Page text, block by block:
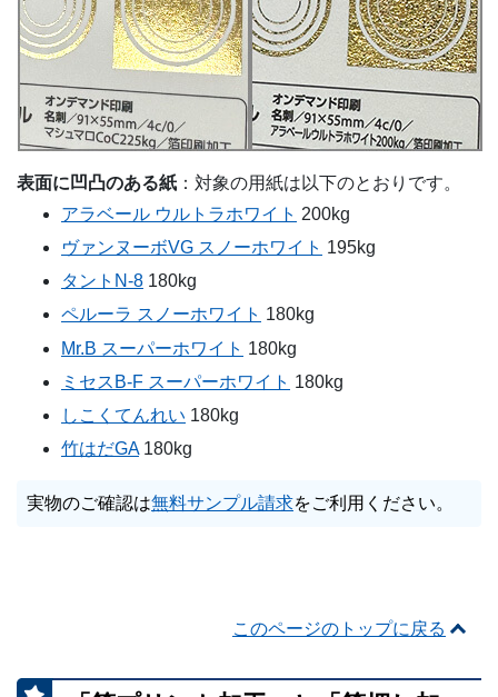
表面に凹凸のある紙 ：対象の用紙は以下のとおりです。
アラベール ウルトラホワイト 200kg
ヴァンヌーボVG スノーホワイト 195kg
タントN-8 180kg
ペルーラ スノーホワイト 180kg
Mr.B スーパーホワイト 180kg
ミセスB-F スーパーホワイト 180kg
しこくてんれい 180kg
竹はだGA180kg
実物のご確認は無料サンプル請求をご利用ください。
このページのトップに戻る